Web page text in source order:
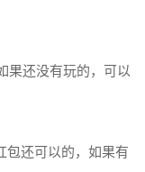
果还没有玩的，可以
包还可以的，如果有